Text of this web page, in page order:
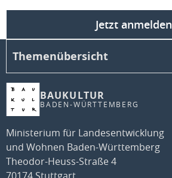
Jetzt anmelden
BAUKULTUR
BADEN-WÜRTTEMBERG
Ministerium für Landesentwicklung
und Wohnen Baden-Württemberg
Theodor-Heuss-Straße 4
Themenübersicht